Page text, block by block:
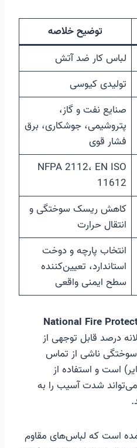
توضیح خلاصه
لباس کار ضد آتش
تولیدی کیوسی
صنایع نفت و گاز،
پتروشیمی، جوشکاری، برق
فشار قوی
NFPA 2112، EN ISO
11612
کاهش ریسک سوختگی و
انتقال حرارت
انتخاب پارچه و دوخت
استاندارد، تعیین‌کننده
سطح ایمنی واقعی
National Fire
درصد قابل توجهی از
ناشی از تماس
است و استفاده از
شدت آسیب را به
است که لباس‌های مقاوم